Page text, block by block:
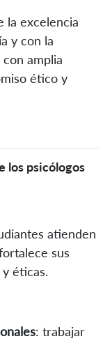
la excelencia
y con la
amplia
ético y
los psicólogos
atienden
sus
éticas.
: trabajar